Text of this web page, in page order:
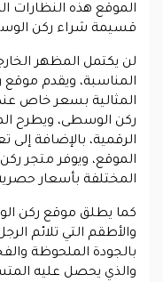
الموقع هذه النظارات
قسيمة شراء ركن
لن يكتمل المظهر
المناسبة، ويقدم
المثالية بسعر خاص
ركن الوسطى، ويطرح
الرقمية، بالإضافة إلى
الموقع، ويوفر متجر
المختلفة بأسعار
كما يطلق موقع ركن
والأطقم التي تلائم
بالجودة الملحوظة
والذي يحصل عليه